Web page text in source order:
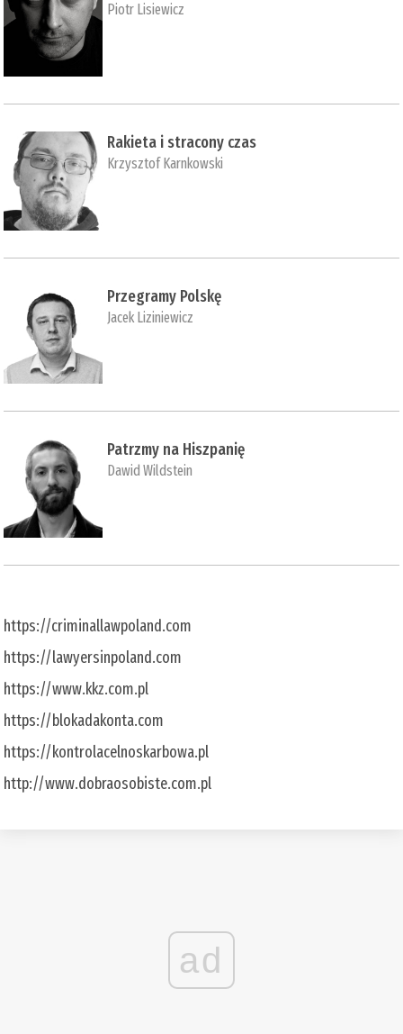
Piotr Lisiewicz
Rakieta i stracony czas
Krzysztof Karnkowski
Przegramy Polskę
Jacek Liziniewicz
Patrzmy na Hiszpanię
Dawid Wildstein
https://criminallawpoland.com
https://lawyersinpoland.com
https://www.kkz.com.pl
https://blokadakonta.com
https://kontrolacelnoskarbowa.pl
http://www.dobraosobiste.com.pl
ad